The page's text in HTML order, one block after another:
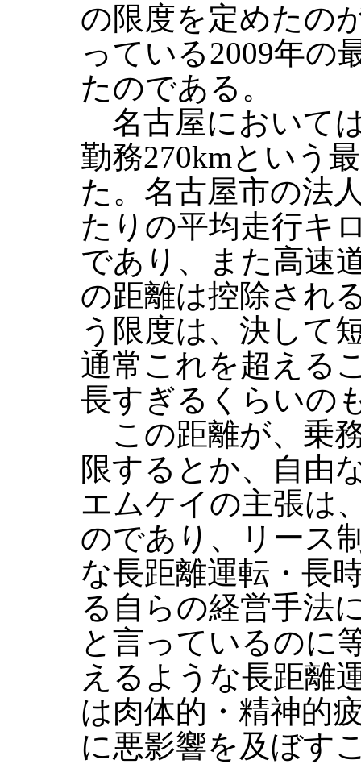
の限度を定めたの
っている2009年の
たのである。
名古屋において
勤務270kmという
た。名古屋市の法
たりの平均走行キ
であり、また高速
の距離は控除され
う限度は、決して
通常これを超える
長すぎるくらいの
この距離が、乗
限するとか、自由
エムケイの主張は
のであり、リース
な長距離運転・長
る自らの経営手法
と言っているのに
えるような長距離
は肉体的・精神的
に悪影響を及ぼす